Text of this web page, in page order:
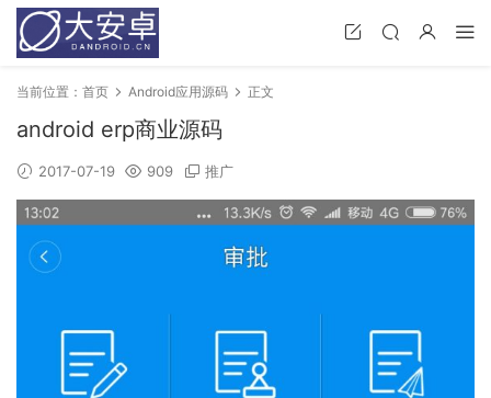
当前位置： 首页 Android应用源码 正文
android erp商业源码
2017-07-19 909 推广